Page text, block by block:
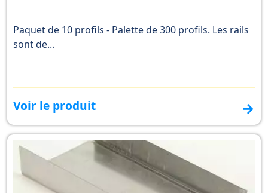
Paquet de 10 profils - Palette de 300 profils. Les rails
sont de...
Voir le produit →